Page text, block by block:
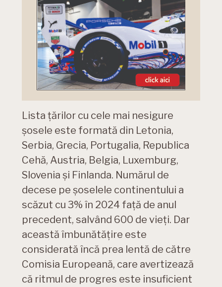
Lista țărilor cu cele mai nesigure
șosele este formată din Letonia,
Serbia, Grecia, Portugalia, Republica
Cehă, Austria, Belgia, Luxemburg,
Slovenia și Finlanda. Numărul de
decese pe șoselele continentului a
scăzut cu 3% în 2024 față de anul
precedent, salvând 600 de vieți. Dar
această îmbunătățire este
considerată încă prea lentă de către
Comisia Europeană, care avertizează
că ritmul de progres este insuficient